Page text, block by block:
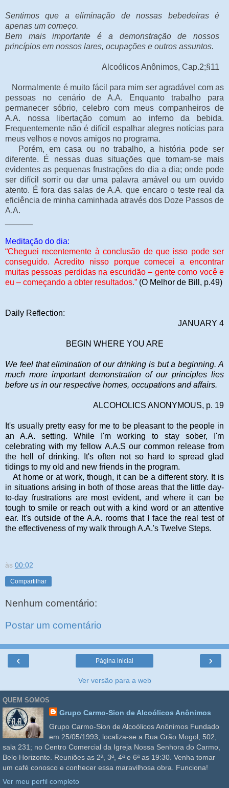
Sentimos que a eliminação de nossas bebedeiras é
apenas um começo.
Bem mais importante é a demonstração de nossos
princípios em nossos lares, ocupações e outros assuntos.
Alcoólicos Anônimos, Cap.2;§11
Normalmente é muito fácil para mim ser agradável com as
pessoas no cenário de A.A. Enquanto trabalho para
permanecer sóbrio, celebro com meus companheiros de
A.A. nossa libertação comum ao inferno da bebida.
Frequentemente não é difícil espalhar alegres notícias para
meus velhos e novos amigos no programa.
Porém, em casa ou no trabalho, a história pode ser
diferente. É nessas duas situações que tornam-se mais
evidentes as pequenas frustrações do dia a dia; onde pode
ser difícil sorrir ou dar uma palavra amável ou um ouvido
atento. É fora das salas de A.A. que encaro o teste real da
eficiência de minha caminhada através dos Doze Passos de
A.A.
Meditação do dia:
“Cheguei recentemente à conclusão de que isso pode ser
conseguido. Acredito nisso porque comecei a encontrar
muitas pessoas perdidas na escuridão – gente como você e
eu – começando a obter resultados.” (O Melhor de Bill, p.49)
Daily Reflection:
JANUARY 4
BEGIN WHERE YOU ARE
We feel that elimination of our drinking is but a beginning. A
much more important demonstration of our principles lies
before us in our respective homes, occupations and affairs.
ALCOHOLICS ANONYMOUS, p. 19
It's usually pretty easy for me to be pleasant to the people in
an A.A. setting. While I'm working to stay sober, I'm
celebrating with my fellow A.A.S our common release from
the hell of drinking. It's often not so hard to spread glad
tidings to my old and new friends in the program.
At home or at work, though, it can be a different story. It is
in situations arising in both of those areas that the little day-
to-day frustrations are most evident, and where it can be
tough to smile or reach out with a kind word or an attentive
ear. It's outside of the A.A. rooms that I face the real test of
the effectiveness of my walk through A.A.'s Twelve Steps.
às 00:02
Compartilhar
Nenhum comentário:
Postar um comentário
‹ ›
Página inicial
Ver versão para a web
QUEM SOMOS
Grupo Carmo-Sion de Alcoólicos Anônimos
Grupo Carmo-Sion de Alcoólicos Anônimos Fundado
em 25/05/1993, localiza-se a Rua Grão Mogol, 502,
sala 231; no Centro Comercial da Igreja Nossa Senhora do Carmo,
Belo Horizonte. Reuniões as 2ª, 3ª, 4ª e 6ª as 19:30. Venha tomar
um café conosco e conhecer essa maravilhosa obra. Funciona!
Ver meu perfil completo